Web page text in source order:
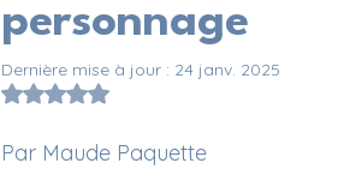
personnage
Dernière mise à jour : 24 janv. 2025
Noté NaN étoiles sur 5.
Par Maude Paquette